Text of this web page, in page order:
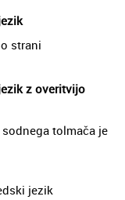
strani
z overitvijo
tolmača je
jezik